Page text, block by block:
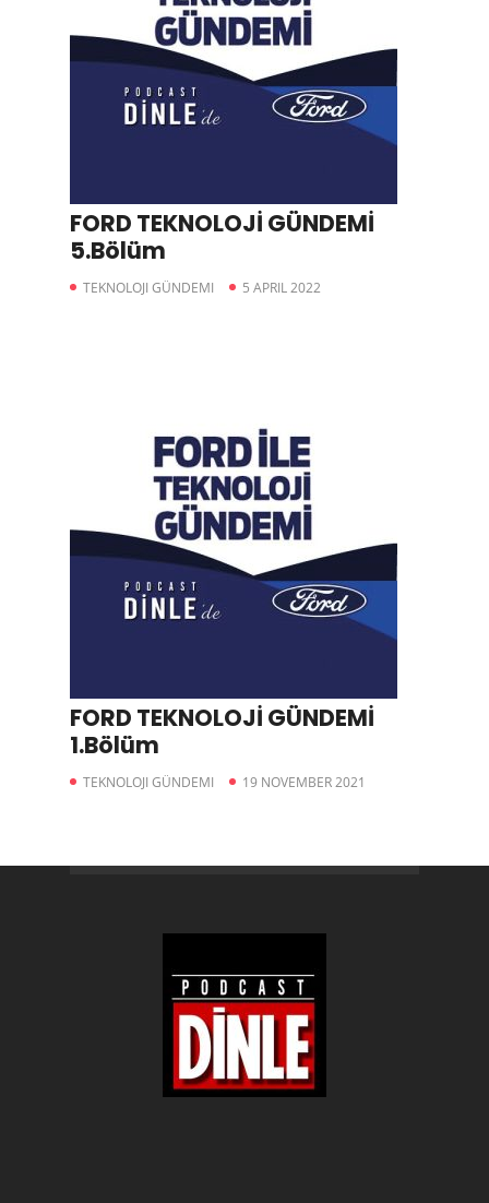
FORD TEKNOLOJİ GÜNDEMİ
5.Bölüm
TEKNOLOJI GÜNDEMI 5 APRIL 2022
FORD TEKNOLOJİ GÜNDEMİ
1.Bölüm
TEKNOLOJI GÜNDEMI 19 NOVEMBER 2021